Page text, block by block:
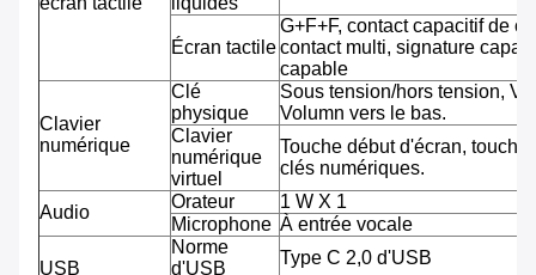
Écran tactile
G+F+F, contact capacitif de
contact multi, signature
capable
Clavier
numérique
Clé
physique
Sous tension/hors tension,
Volumn vers le bas.
Clavier
numérique
virtuel
Touche début d'écran, touche
clés numériques.
Audio
Orateur
1 W X 1
Microphone À entrée vocale
USB
Norme
d'USB
Type C 2,0 d'USB